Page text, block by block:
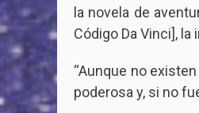
la novela de
Código Da Vinci],
“Aunque no
poderosa y, si no